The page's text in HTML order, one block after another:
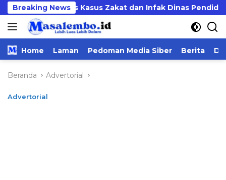
Langsung
ke
konten
Breaking News
Tuntas Kasus Zakat dan Infak Dinas Pendidikan
Home Laman Pedoman Media Siber Berita
Beranda Advertorial
Advertorial